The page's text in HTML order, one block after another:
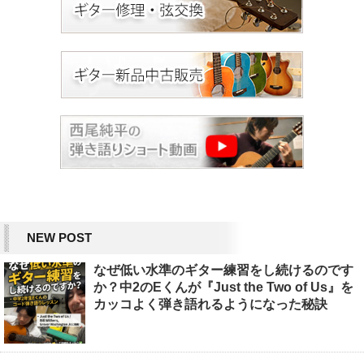
NEW POST
なぜ低い水準のギター練習をし続けるのです
か？中2のEくんが『Just the Two of Us』を
カッコよく弾き語れるようになった秘訣